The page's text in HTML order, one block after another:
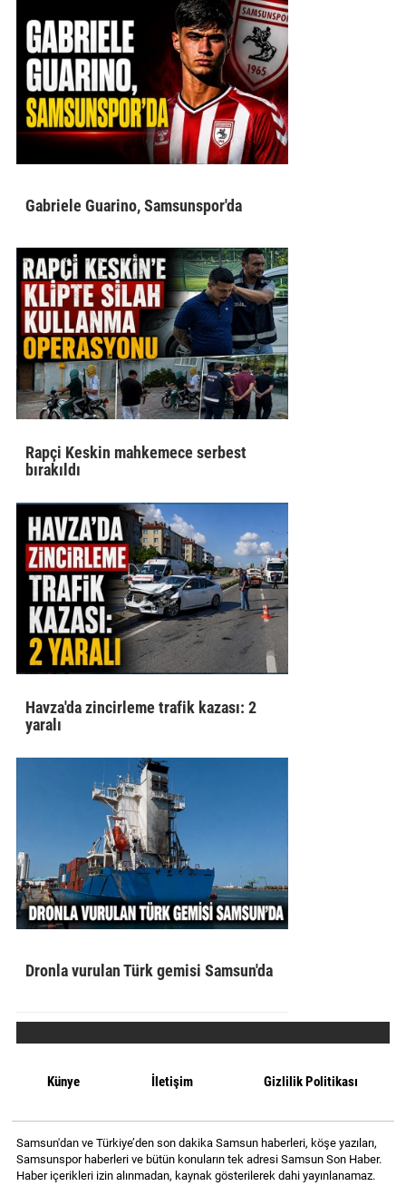
Gabriele Guarino, Samsunspor'da
Rapçi Keskin mahkemece serbest
bırakıldı
Havza'da zincirleme trafik kazası: 2
yaralı
Dronla vurulan Türk gemisi Samsun'da
Künye İletişim Gizlilik Politikası
Samsun'dan ve Türkiye’den son dakika Samsun haberleri, köşe yazıları,
Samsunspor haberleri ve bütün konuların tek adresi Samsun Son Haber.
Haber içerikleri izin alınmadan, kaynak gösterilerek dahi yayınlanamaz.